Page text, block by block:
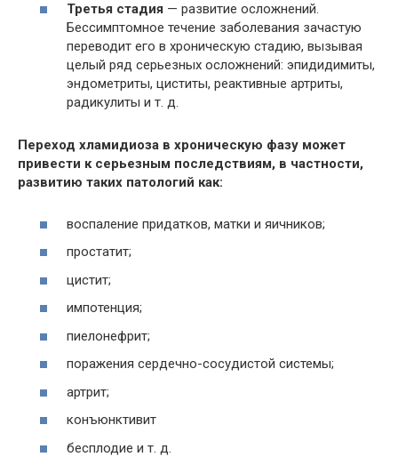
Третья стадия — развитие осложнений.
Бессимптомное течение заболевания зачастую
переводит его в хроническую стадию, вызывая
целый ряд серьезных осложнений: эпидидимиты,
эндометриты, циститы, реактивные артриты,
радикулиты и т. д.
Переход хламидиоза в хроническую фазу может
привести к серьезным последствиям, в частности,
развитию таких патологий как:
воспаление придатков, матки и яичников;
простатит;
цистит;
импотенция;
пиелонефрит;
поражения сердечно-сосудистой системы;
артрит;
конъюнктивит
бесплодие и т. д.